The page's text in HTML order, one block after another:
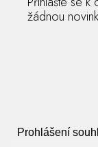
žádnou
Prohlášení